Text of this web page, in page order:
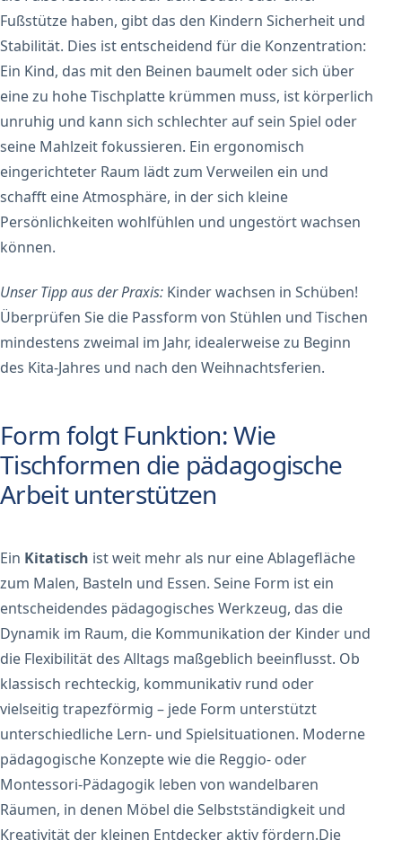
Fußstütze haben, gibt das den Kindern Sicherheit und
Stabilität. Dies ist entscheidend für die Konzentration:
Ein Kind, das mit den Beinen baumelt oder sich über
eine zu hohe Tischplatte krümmen muss, ist körperlich
unruhig und kann sich schlechter auf sein Spiel oder
seine Mahlzeit fokussieren. Ein ergonomisch
eingerichteter Raum lädt zum Verweilen ein und
schafft eine Atmosphäre, in der sich kleine
Persönlichkeiten wohlfühlen und ungestört wachsen
können.
Unser Tipp aus der Praxis: Kinder wachsen in Schüben!
Überprüfen Sie die Passform von Stühlen und Tischen
mindestens zweimal im Jahr, idealerweise zu Beginn
des Kita-Jahres und nach den Weihnachtsferien.
Form folgt Funktion: Wie
Tischformen die pädagogische
Arbeit unterstützen
Ein Kitatisch ist weit mehr als nur eine Ablagefläche
zum Malen, Basteln und Essen. Seine Form ist ein
entscheidendes pädagogisches Werkzeug, das die
Dynamik im Raum, die Kommunikation der Kinder und
die Flexibilität des Alltags maßgeblich beeinflusst. Ob
klassisch rechteckig, kommunikativ rund oder
vielseitig trapezförmig – jede Form unterstützt
unterschiedliche Lern- und Spielsituationen. Moderne
pädagogische Konzepte wie die Reggio- oder
Montessori-Pädagogik leben von wandelbaren
Räumen, in denen Möbel die Selbstständigkeit und
Kreativität der kleinen Entdecker aktiv fördern.Die